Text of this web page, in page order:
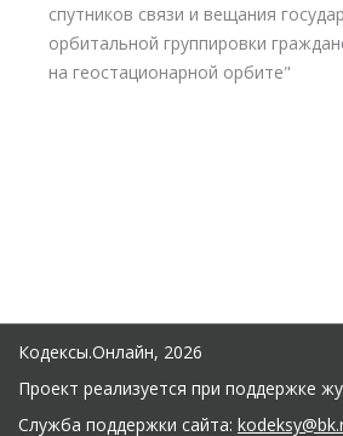
спутников связи и вещания
орбитальной группировки
на геостационарной орбите"
Кодексы.Онлайн, 2026
Проект реализуется при поддержке
Служба поддержки сайта: